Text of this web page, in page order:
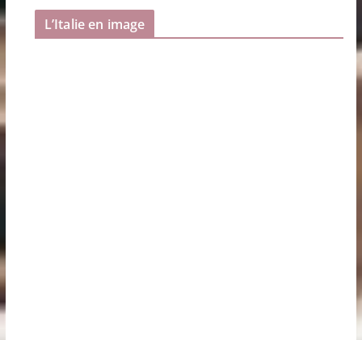
L’Italie en image